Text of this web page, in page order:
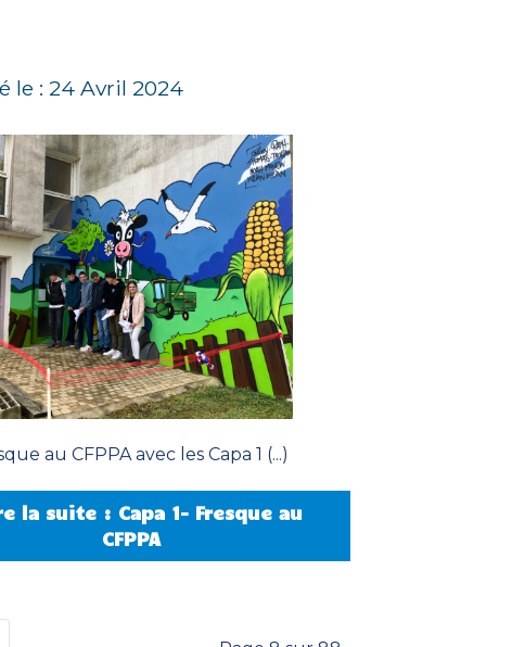
le : 24 Avril 2024
au CFPPA avec les Capa 1 (...)
la suite : Capa 1- Fresque au
CFPPA